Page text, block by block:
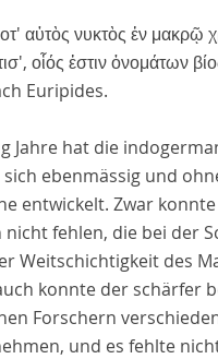
αὐτὸς νυκτὸς ἐν μακρῷ
οἷός ἐστιν ὀνομάτων
Euripides.
Jahre hat die
ebenmässig und
entwickelt. Zwar
nicht fehlen, die bei der
Weitschichtigkeit des
konnte der schärfer
Forschern
und es fehlte